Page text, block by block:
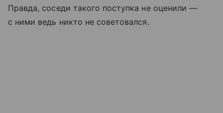
Правда, соседи такого поступка не оценили —
с ними ведь никто не советовался.